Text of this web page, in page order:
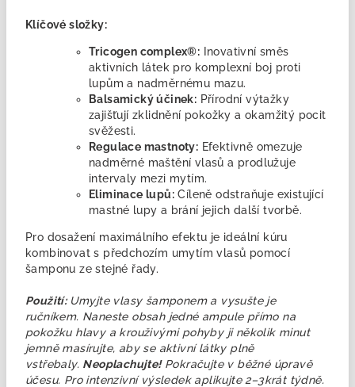
Klíčové složky:
Tricogen complex®:
Inovativní směs
aktivních látek pro komplexní boj proti
lupům a nadměrnému mazu.
Balsamický účinek: Přírodní výtažky
zajišťují zklidnění pokožky a okamžitý pocit
svěžesti.
Regulace mastnoty: Efektivně omezuje
nadměrné maštění vlasů a prodlužuje
intervaly mezi mytím.
Eliminace lupů: Cíleně odstraňuje existující
mastné lupy a brání jejich další tvorbě.
Pro dosažení maximálního efektu je ideální kúru
kombinovat s předchozím umytím vlasů pomocí
šamponu ze stejné řady.
Použití: Umyjte vlasy šamponem a vysušte je
ručníkem. Naneste obsah jedné ampule přímo na
pokožku hlavy a krouživými pohyby ji několik minut
jemně masírujte, aby se aktivní látky plně
vstřebaly. Neoplachujte!Pokračujte v běžné úpravě
účesu. Pro intenzivní výsledek aplikujte 2–3krát týdně.